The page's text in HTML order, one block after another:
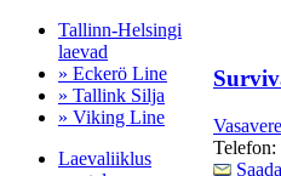
Tallinn-Helsingi
laevad
» Eckerö Line
» Tallink Silja
» Viking Line
Laevaliiklus
Vasavere
Telefon: